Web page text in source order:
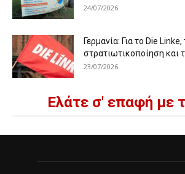
24/07/2026
Γερμανία: Για το Die
στρατιωτικοποίηση και
23/07/2026
Ελάτε σ' επαφή με